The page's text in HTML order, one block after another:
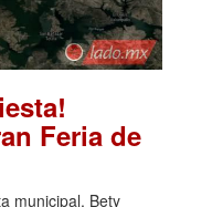
Feria de
municipal, Bety